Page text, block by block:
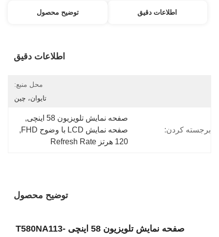
اطلاعات دقیق توضیح محصول
اطلاعات دقیق
محل منبع:
تایوان، چین
برجسته کردن:
صفحه نمایش تلویزیون 58 اینچی
,
صفحه نمایش LCD با وضوح FHD
,
120 هرتز Refresh Rate
توضیح محصول
صفحه نمایش تلویزیون 58 اینچی T580NA113-